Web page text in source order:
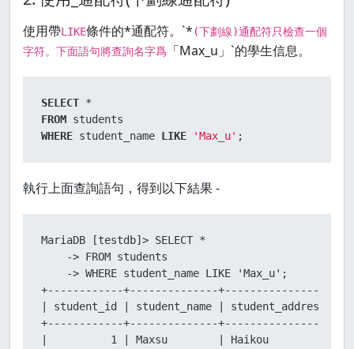
使用帶LIKE條件的*通配符。`* (下劃線)通配符只檢查一個
字符。下面語句將查詢名字爲
「Max_u」`的學生信息。
SELECT *
FROM
WHERE student_name LIKE 'Max_u' ;
執行上面查詢語句，得到以下結果 -
MariaDB [testdb]> SELECT *
    -> FROM students
    -> WHERE student_name LIKE 'Max_u';
+------------+--------------+-----------------
| student_id | student_name | student_address |
+------------+--------------+-----------------
|          1 | Maxsu        | Haikou          |